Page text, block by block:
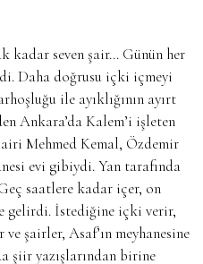
kadar seven şair… Günün her
Daha doğrusu içki içmeyi
ile ayıklığının ayırt
Ankara’da Kalem’i işleten
Mehmed Kemal, Özdemir
evi gibiydi. Yan tarafında
saatlere kadar içer, on
gelirdi. İstediğine içki verir,
şairler, Asaf’ın meyhanesine
şiir yazışlarından birine